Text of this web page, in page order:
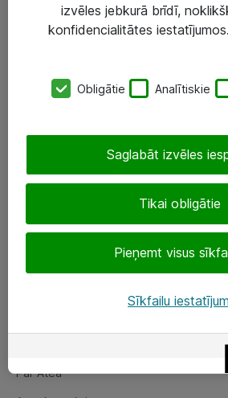
Serveri un datu centri
SIA „ATEA”
eShop@atea.lv
Sekojiet mums
Par Atea
Par Atea
izvēles jebkurā brīdī,
konfidencialitātes iestatījumos.
Obligātie Analītiskie
Tikai obligātie
Pieņemt visus
Saglabāt izvēles
Sīkfailu